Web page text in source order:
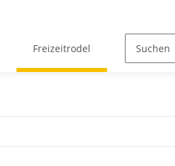
Freizeitrodel Tourenrodel